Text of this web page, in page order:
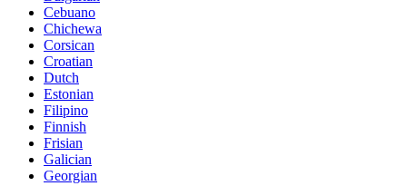
Cebuano
Chichewa
Corsican
Croatian
Dutch
Estonian
Filipino
Finnish
Frisian
Galician
Georgian